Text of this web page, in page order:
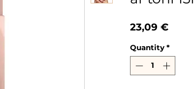
23,09 €Price
Quantity *